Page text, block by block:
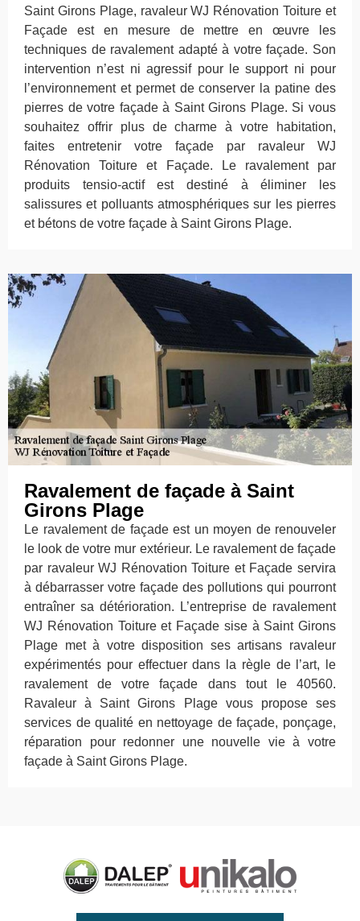
Saint Girons Plage, ravaleur WJ Rénovation Toiture et
Façade est en mesure de mettre en œuvre les
techniques de ravalement adapté à votre façade. Son
intervention n’est ni agressif pour le support ni pour
l’environnement et permet de conserver la patine des
pierres de votre façade à Saint Girons Plage. Si vous
souhaitez offrir plus de charme à votre habitation,
faites entretenir votre façade par ravaleur WJ
Rénovation Toiture et Façade. Le ravalement par
produits tensio-actif est destiné à éliminer les
salissures et polluants atmosphériques sur les pierres
et bétons de votre façade à Saint Girons Plage.
Ravalement de façade à Saint
Girons Plage
Le ravalement de façade est un moyen de renouveler
le look de votre mur extérieur. Le ravalement de façade
par ravaleur WJ Rénovation Toiture et Façade servira
à débarrasser votre façade des pollutions qui pourront
entraîner sa détérioration. L’entreprise de ravalement
WJ Rénovation Toiture et Façade sise à Saint Girons
Plage met à votre disposition ses artisans ravaleur
expérimentés pour effectuer dans la règle de l’art, le
ravalement de votre façade dans tout le 40560.
Ravaleur à Saint Girons Plage vous propose ses
services de qualité en nettoyage de façade, ponçage,
réparation pour redonner une nouvelle vie à votre
façade à Saint Girons Plage.